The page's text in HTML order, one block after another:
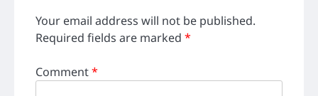
Your email address will not be published.
Required fields are marked *
Comment*